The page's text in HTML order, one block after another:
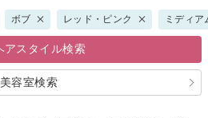
ボブ レッド・ピンク ミディア
アスタイル検索
美容室検索